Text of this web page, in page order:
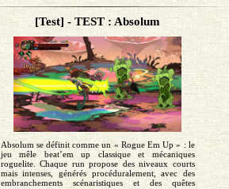
[Test] - TEST : Absolum
Absolum se définit comme un « Rogue Em Up » : le
jeu mêle beat’em up classique et mécaniques
roguelite. Chaque run propose des niveaux courts
mais intenses, générés procéduralement, avec des
embranchements scénaristiques et des quêtes